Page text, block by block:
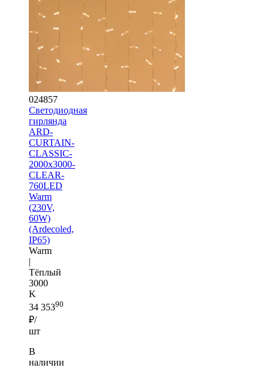
024857
Светодиодная
гирлянда
ARD-
CURTAIN-
CLASSIC-
2000x3000-
CLEAR-
760LED
Warm
(230V,
60W)
(Ardecoled,
IP65)
Warm
|
Тёплый
3000
K
34 35390
₽/
шт
В
наличии